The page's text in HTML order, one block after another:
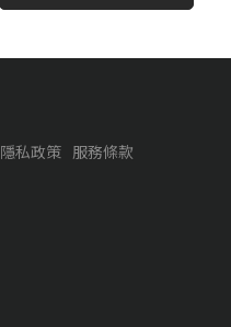
隱私政策 服務條款